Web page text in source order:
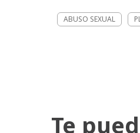
ABUSO SEXUAL
Te